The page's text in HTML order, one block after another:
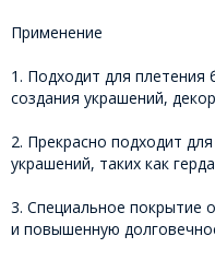
Применение
1. Подходит для
создания украшений,
2. Прекрасно подходит
украшений, таких как
3. Специальное покрытие
и повышенную